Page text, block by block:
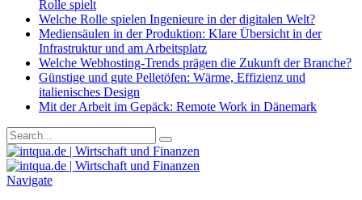
Rolle spielt
Welche Rolle spielen Ingenieure in der digitalen Welt?
Mediensäulen in der Produktion: Klare Übersicht in der
Infrastruktur und am Arbeitsplatz
Welche Webhosting-Trends prägen die Zukunft der Branche?
Günstige und gute Pelletöfen: Wärme, Effizienz und
italienisches Design
Mit der Arbeit im Gepäck: Remote Work in Dänemark
Navigate